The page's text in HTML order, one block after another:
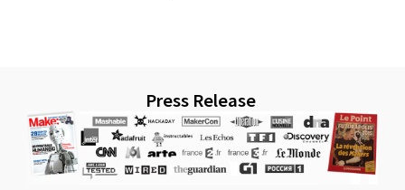
Press Release